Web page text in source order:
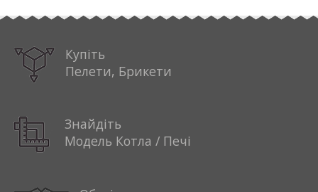
Купіть
Пелети, Брикети
Знайдіть
Модель Котла / Печі